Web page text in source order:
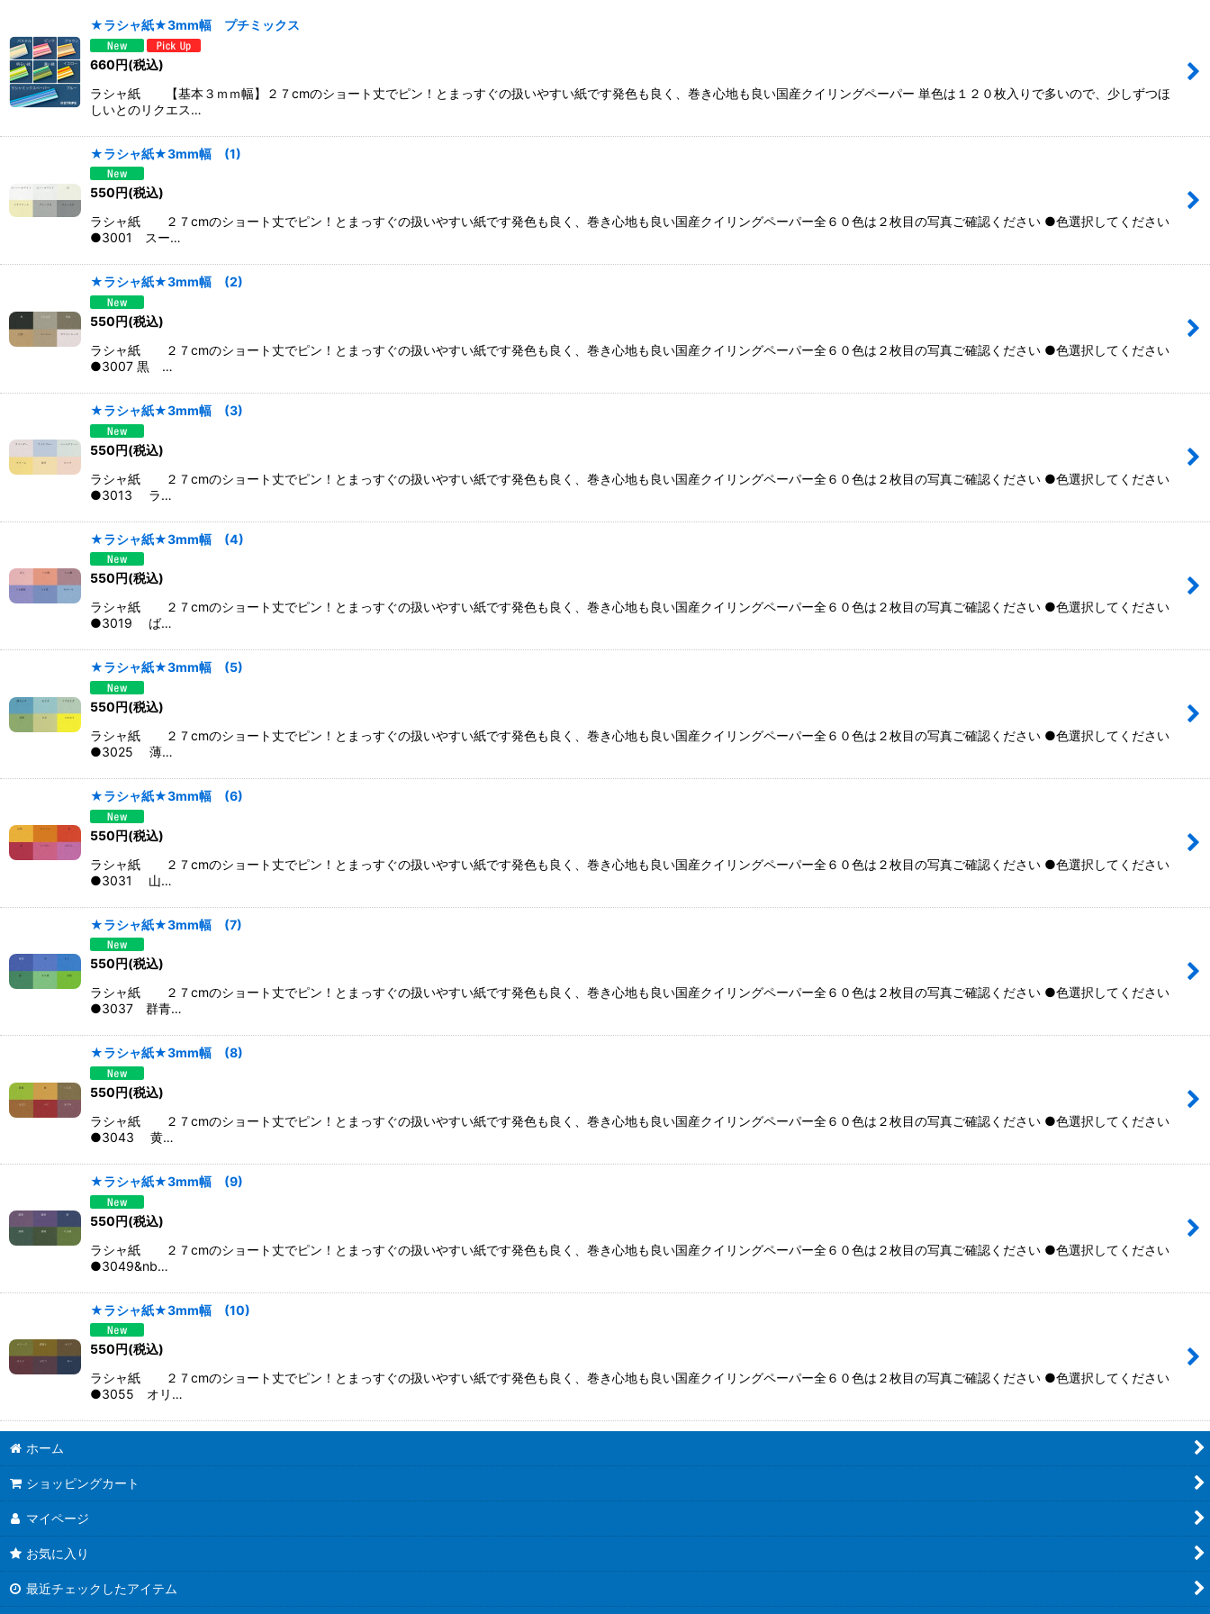
並び順 :
絞り込む
★ラシャ紙★3mm幅 プチミックス
660円(税込)
ラシャ紙 【基本３ｍｍ幅】２７cmのショート丈でピン！とまっすぐの扱いやすい紙です発色も良く、巻き心地も良い国産クイリングペーパー 単色は１２０枚入りで多いので、少しずつほ
しいとのリクエス…
★ラシャ紙★3mm幅 (1)
550円(税込)
ラシャ紙 ２７cmのショート丈でピン！とまっすぐの扱いやすい紙です発色も良く、巻き心地も良い国産クイリングペーパー全６０色は２枚目の写真ご確認ください ●色選択してください
●3001 スー…
★ラシャ紙★3mm幅 (2)
550円(税込)
ラシャ紙 ２７cmのショート丈でピン！とまっすぐの扱いやすい紙です発色も良く、巻き心地も良い国産クイリングペーパー全６０色は２枚目の写真ご確認ください ●色選択してください
●3007 黒 …
★ラシャ紙★3mm幅 (3)
550円(税込)
ラシャ紙 ２７cmのショート丈でピン！とまっすぐの扱いやすい紙です発色も良く、巻き心地も良い国産クイリングペーパー全６０色は２枚目の写真ご確認ください ●色選択してください
●3013 ラ…
★ラシャ紙★3mm幅 (4)
550円(税込)
ラシャ紙 ２７cmのショート丈でピン！とまっすぐの扱いやすい紙です発色も良く、巻き心地も良い国産クイリングペーパー全６０色は２枚目の写真ご確認ください ●色選択してください
●3019 ば…
★ラシャ紙★3mm幅 (5)
550円(税込)
ラシャ紙 ２７cmのショート丈でピン！とまっすぐの扱いやすい紙です発色も良く、巻き心地も良い国産クイリングペーパー全６０色は２枚目の写真ご確認ください ●色選択してください
●3025 薄…
★ラシャ紙★3mm幅 (6)
550円(税込)
ラシャ紙 ２７cmのショート丈でピン！とまっすぐの扱いやすい紙です発色も良く、巻き心地も良い国産クイリングペーパー全６０色は２枚目の写真ご確認ください ●色選択してください
●3031 山…
★ラシャ紙★3mm幅 (7)
550円(税込)
ラシャ紙 ２７cmのショート丈でピン！とまっすぐの扱いやすい紙です発色も良く、巻き心地も良い国産クイリングペーパー全６０色は２枚目の写真ご確認ください ●色選択してください
●3037 群青…
★ラシャ紙★3mm幅 (8)
550円(税込)
ラシャ紙 ２７cmのショート丈でピン！とまっすぐの扱いやすい紙です発色も良く、巻き心地も良い国産クイリングペーパー全６０色は２枚目の写真ご確認ください ●色選択してください
●3043 黄…
★ラシャ紙★3mm幅 (9)
550円(税込)
ラシャ紙 ２７cmのショート丈でピン！とまっすぐの扱いやすい紙です発色も良く、巻き心地も良い国産クイリングペーパー全６０色は２枚目の写真ご確認ください ●色選択してください
●3049&nb…
★ラシャ紙★3mm幅 (10)
550円(税込)
ラシャ紙 ２７cmのショート丈でピン！とまっすぐの扱いやすい紙です発色も良く、巻き心地も良い国産クイリングペーパー全６０色は２枚目の写真ご確認ください ●色選択してください
●3055 オリ…
ホーム
ショッピングカート
マイページ
お気に入り
最近チェックしたアイテム